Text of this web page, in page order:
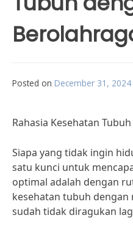
Posted on December 31, 2024
Rahasia Kesehatan
Siapa yang tidak ingin
satu kunci untuk
optimal adalah dengan
kesehatan tubuh
sudah tidak diragukan